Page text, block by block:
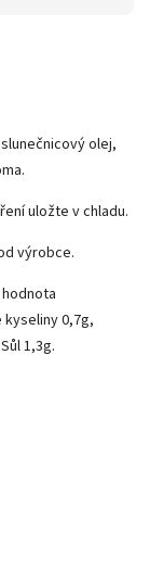
olej,
uložte v chladu.
výrobce.
kyseliny 0,7g,
1,3g.